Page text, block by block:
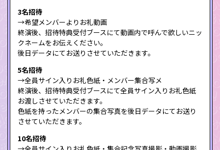
3名招待
→希望メンバーよりお礼動画
終演後、招待特典受付ブースにて動画内で呼んで欲しいニッ
クネームをお伝えください。
後日データにてお送りさせていただきます。
5名招待
→全員サイン入りお礼色紙・メンバー集合写メ
終演後、招待特典受付ブースにて全員サイン入りお礼色紙
お渡しさせていただきます。
色紙を持ったメンバーの集合写真を後日データにてお送り
させていただきます。
10名招待